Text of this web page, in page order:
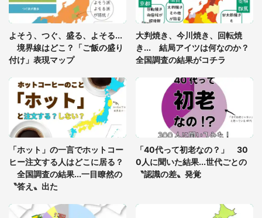
グっちゃってた〝野生の野菜〟に6.5万人戦慄
「○○がない街に住んでいます」住人の呟きに30万
人驚がく 何が存在しないか、あなたはわかる？
「修学旅行に途中参加する娘を送って行ったら、真
っ暗な道で遭難状態。なんとか見つけた民家に助け
を求めると、住人の男性が...」
よそう、つぐ、盛る、よそる...
境界線はどこ？「ご飯の盛り
付け」表現マップ
大判焼き、今川焼き、回転焼
き... 結局アイツは何なのか？
全国調査の結果がコチラ
「ホット」の一言でホットコー
ヒー注文する人はどこに居る？
全国調査の結果...一目瞭然の
〝答え〟出た
「40代って初老なの？」 30
0人に聞いた結果...世代ごとの
〝認識の差〟発覚